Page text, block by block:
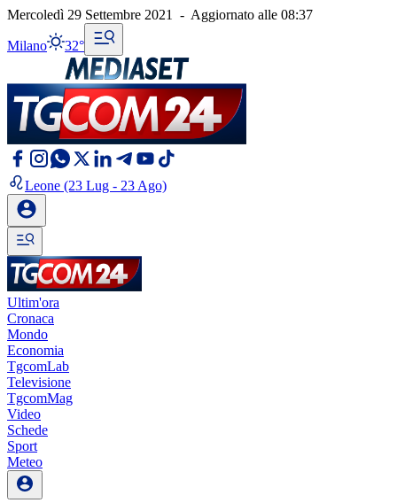
Mercoledì 29 Settembre 2021 - Aggiornato alle 08:37
Milano 32°
Leone (23 Lug - 23 Ago)
Ultim'ora
Cronaca
Mondo
Economia
TgcomLab
Televisione
TgcomMag
Video
Schede
Sport
Meteo